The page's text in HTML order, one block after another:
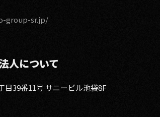
group-sr.jp/
人について
目39番11号 サニービル池袋8F